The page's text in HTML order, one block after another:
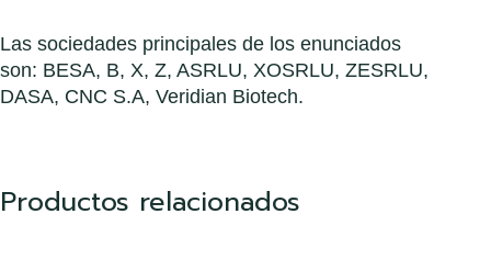
Las sociedades principales de los enunciados
son: BESA, B, X, Z, ASRLU, XOSRLU, ZESRLU,
DASA, CNC S.A, Veridian Biotech.
Productos relacionados